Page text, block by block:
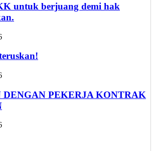
untuk berjuang demi hak
DENGAN PEKERJA KONTRAK